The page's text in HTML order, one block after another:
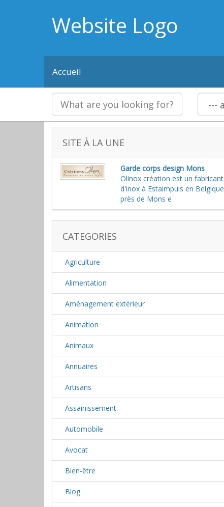
Website Logo
Accueil
SITE À LA UNE
Garde corps design Mons
Olinox création est un fabricant
d'inox à Estaimpuis en Belgique
près de Mons e
CATEGORIES
Agriculture
Alimentation
Aménagement extérieur
Animation
Animaux
Annuaires
Artisans
Assainissement
Automobile
Avocat
Bien-être
Blog